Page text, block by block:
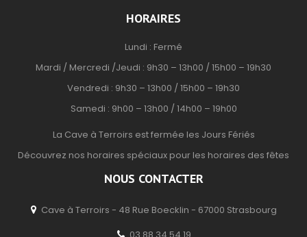
HORAIRES
Lundi : Fermé
Mardi / Mercredi /Jeudi : 9h30 – 13h00 / 15h00 – 19h30
Vendredi : 9h30 – 13h00 / 15h00 – 19h30
Samedi : 9h00 – 13h00 / 14h00 – 19h00
La Cave à Terroirs est fermée les Jours Fériés
Découvrez nos horaires spéciaux pour les horaires des fêtes
NOUS CONTACTER
Cave à Terroirs - 48 Rue Boecklin - 67000 Strasbourg